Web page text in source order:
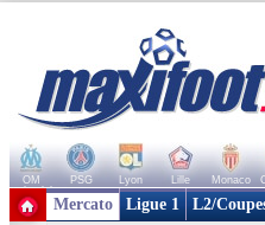
OM PSG Lyon Lille Monaco
+ de clubs
Mercato Ligue 1 L2/